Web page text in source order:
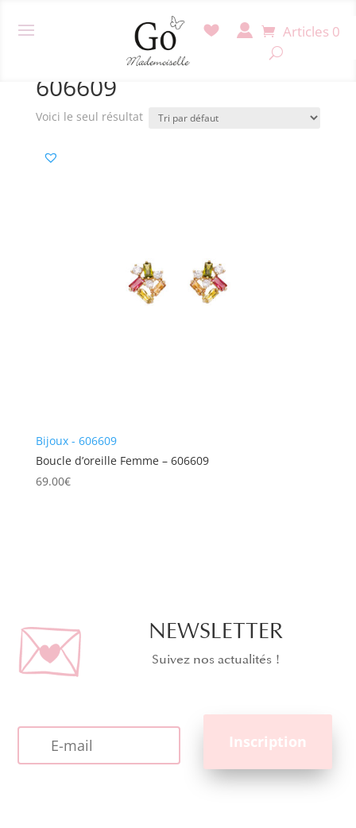
Articles 0
/ Produit Référence / 606609
606609
Voici le seul résultat
Bijoux - 606609
Boucle d’oreille Femme – 606609
69.00€
NEWSLETTER
Suivez nos actualités !